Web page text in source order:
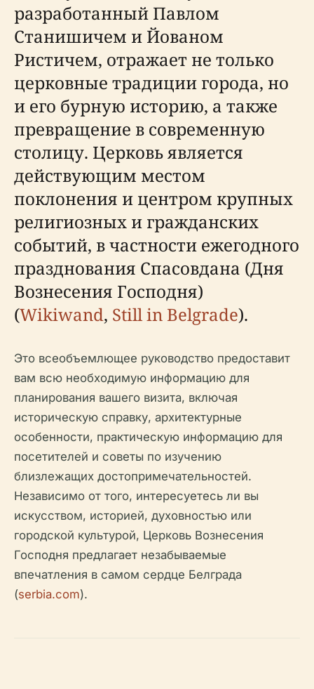
разработанный Павлом
Станишичем и Йованом
Ристичем, отражает не только
церковные традиции города, но
и его бурную историю, а также
превращение в современную
столицу. Церковь является
действующим местом
поклонения и центром крупных
религиозных и гражданских
событий, в частности ежегодного
празднования Спасовдана (Дня
Вознесения Господня)
(Wikiwand, Still in Belgrade).
Это всеобъемлющее руководство предоставит
вам всю необходимую информацию для
планирования вашего визита, включая
историческую справку, архитектурные
особенности, практическую информацию для
посетителей и советы по изучению
близлежащих достопримечательностей.
Независимо от того, интересуетесь ли вы
искусством, историей, духовностью или
городской культурой, Церковь Вознесения
Господня предлагает незабываемые
впечатления в самом сердце Белграда
(serbia.com).